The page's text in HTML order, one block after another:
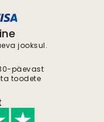
jooksul.
päevast
toodete